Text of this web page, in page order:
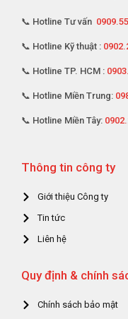
📞 Hotline Tư vấn
📞 Hotline Kỹ thuật :
📞 Hotline TP. HCM :
📞 Hotline Miền Trung:
📞 Hotline Miền Tây:
Thông tin công ty
Giới thiệu Công ty
Tin tức
Liên hệ
Quy định & chính
Chính sách bảo mật